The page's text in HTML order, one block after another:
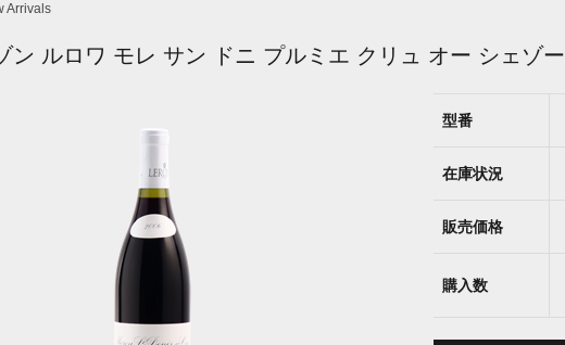
Arrivals
ン ルロワ モレ サン ドニ プルミエ クリュ オー シェゾー
型番
在庫状況
販売価格
購入数